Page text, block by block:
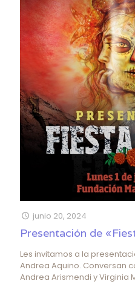
junio 20, 2024
Presentación de
Les invitamos a la
Andrea Aquino. Conversan
Andrea Arismendi y Virginia